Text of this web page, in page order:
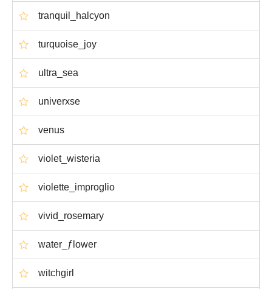
tranquil_halcyon
turquoise_joy
ultra_sea
univerxse
venus
violet_wisteria
violette_improglio
vivid_rosemary
water_ƒlower
witchgirl